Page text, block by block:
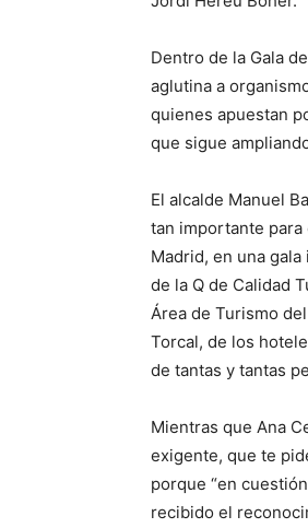
Dentro de la Gala
aglutina a
quienes apuestan
que sigue
El alcalde Manuel
tan importante para
Madrid, en una
de la Q de Calidad
Área de Turismo
Torcal, de los
de tantas y tantas
Mientras que Ana
exigente, que te
porque “en
recibido el